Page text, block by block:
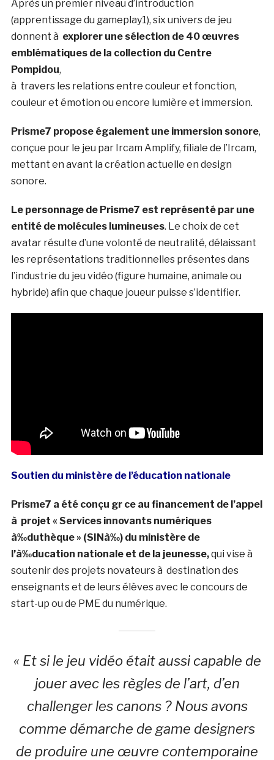
Après un premier niveau d’introduction
(apprentissage du gameplay1), six univers de jeu
donnent à explorer une sélection de 40 œuvres
emblématiques de la collection du Centre
Pompidou,
à travers les relations entre couleur et fonction,
couleur et émotion ou encore lumière et immersion.
Prisme7 propose également une immersion sonore,
conçue pour le jeu par Ircam Amplify, filiale de l’Ircam,
mettant en avant la création actuelle en design
sonore.
Le personnage de Prisme7 est représenté par une
entité de molécules lumineuses. Le choix de cet
avatar résulte d’une volonté de neutralité, délaissant
les représentations traditionnelles présentes dans
l’industrie du jeu vidéo (figure humaine, animale ou
hybride) afin que chaque joueur puisse s’identifier.
Soutien du ministère de l’éducation nationale
Prisme7 a été conçu gr ce au financement de l’appel
à projet « Services innovants numériques
à‰duthèque » (SINà‰) du ministère de
l’à‰ducation nationale et de la jeunesse,qui vise à
soutenir des projets novateurs à destination des
enseignants et de leurs élèves avec le concours de
start-up ou de PME du numérique.
« Et si le jeu vidéo était aussi capable de
jouer avec les règles de l’art, d’en
challenger les canons ? Nous avons
comme démarche de game designers
de produire une œuvre contemporaine